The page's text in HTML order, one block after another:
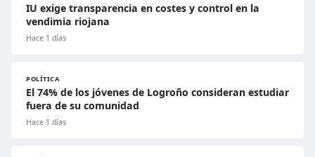
IU exige transparencia en costes y control en la
vendimia riojana
Hace 1 días
POLÍTICA
El 74% de los jóvenes de Logroño consideran estudiar
fuera de su comunidad
Hace 1 días